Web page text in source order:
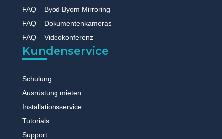
FAQ – Byod Byom Mirroring
FAQ – Dokumentenkameras
FAQ – Videokonferenz
Kundenservice
Schulung
Ausrüstung mieten
Installationsservice
Tutorials
Support